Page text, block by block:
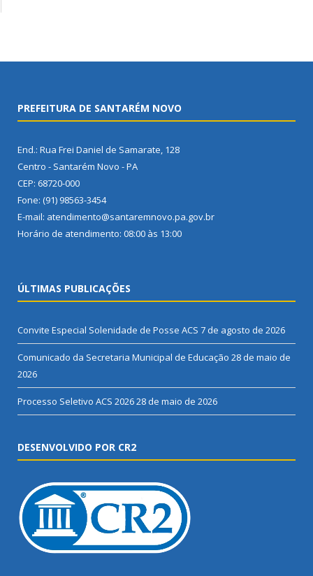
PREFEITURA DE SANTARÉM NOVO
End.: Rua Frei Daniel de Samarate, 128
Centro - Santarém Novo - PA
CEP: 68720-000
Fone: (91) 98563-3454
E-mail: atendimento@santaremnovo.pa.gov.br
Horário de atendimento: 08:00 às 13:00
ÚLTIMAS PUBLICAÇÕES
Convite Especial Solenidade de Posse ACS 7 de agosto de 2026
Comunicado da Secretaria Municipal de Educação 28 de maio de
2026
Processo Seletivo ACS 202628 de maio de 2026
DESENVOLVIDO POR CR2